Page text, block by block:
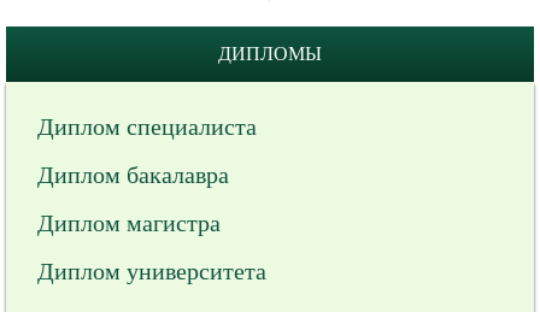
ДИПЛОМЫ
Диплом специалиста
Диплом бакалавра
Диплом магистра
Диплом университета